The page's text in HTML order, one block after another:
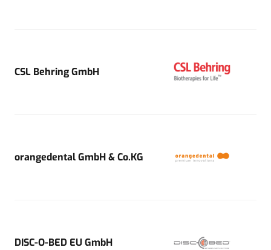
CSL Behring GmbH
orangedental GmbH & Co.KG
DISC-O-BED EU GmbH